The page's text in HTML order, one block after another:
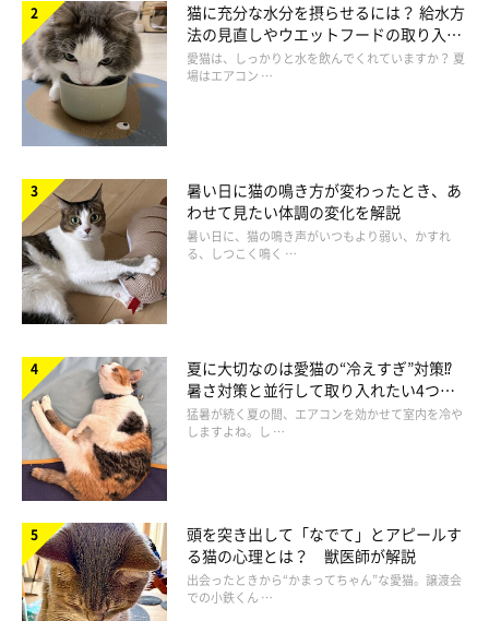
猫に充分な水分を摂らせるには？ 給水方
法の見直しやウエットフードの取り入れ
方を解説
愛猫は、しっかりと水を飲んでくれていますか？ 夏
場はエアコン …
暑い日に猫の鳴き方が変わったとき、あ
わせて見たい体調の変化を解説
暑い日に、猫の鳴き声がいつもより弱い、かすれ
る、しつこく鳴く …
夏に大切なのは愛猫の“冷えすぎ”対策⁉
暑さ対策と並行して取り入れたい4つの
工夫
猛暑が続く夏の間、エアコンを効かせて室内を冷や
しますよね。し …
頭を突き出して「なでて」とアピールす
る猫の心理とは？ 獣医師が解説
出会ったときから“かまってちゃん”な愛猫。譲渡会
での小鉄くん …